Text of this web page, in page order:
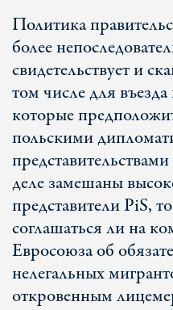
Политика
более
свидетельствует и
том числе для
которые
польскими
деле замешаны
представители PiS,
соглашаться ли на
Евросоюза об
нелегальных
откровенным